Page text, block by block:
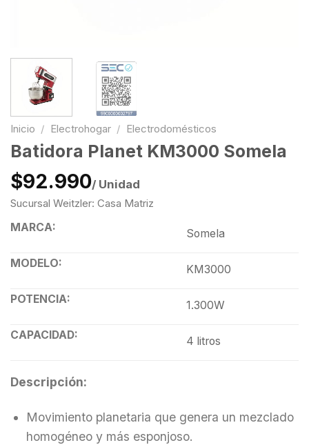
Inicio / Electrohogar / Electrodomésticos
Batidora Planet KM3000 Somela
$92.990/ Unidad
Sucursal Weitzler: Casa Matriz
MARCA:
Somela
MODELO:
KM3000
POTENCIA:
1.300W
CAPACIDAD:
4 litros
Descripción:
Movimiento planetaria que genera un mezclado
homogéneo y más esponjoso.